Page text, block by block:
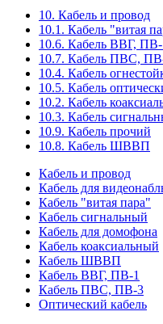
10. Кабель и провод
10.1. Кабель "витая
10.6. Кабель ВВГ, ПВ-
10.7. Кабель ПВС,
10.4. Кабель
10.5. Кабель
10.2. Кабель
10.3. Кабель
10.9. Кабель прочий
10.8. Кабель ШВВП
Кабель и провод
Кабель для
Кабель "витая пара"
Кабель сигнальный
Кабель для домофона
Кабель коаксиальный
Кабель ШВВП
Кабель ВВГ, ПВ-1
Кабель ПВС, ПВ-3
Оптический кабель